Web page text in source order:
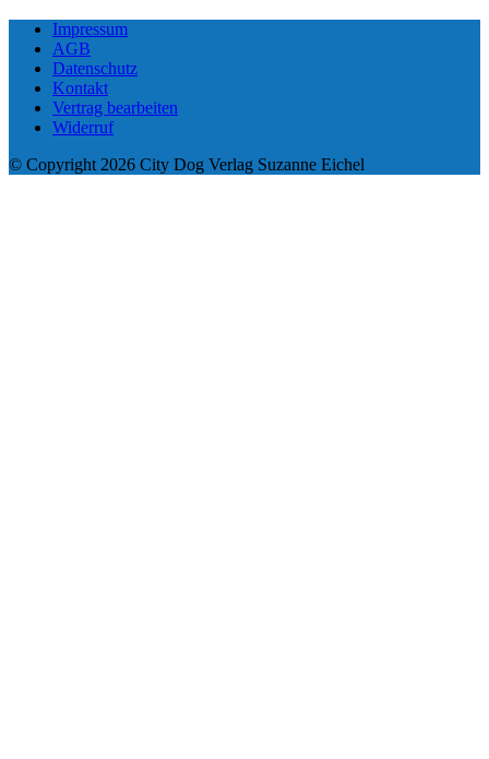
Impressum
AGB
Datenschutz
Kontakt
Vertrag bearbeiten
Widerruf
© Copyright 2026 City Dog Verlag Suzanne Eichel